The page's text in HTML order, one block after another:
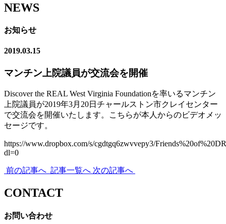
NEWS
お知らせ
2019.03.15
マンチン上院議員が交流会を開催
Discover the REAL West Virginia Foundationを率いるマンチン
上院議員が2019年3月20日チャールストン市クレイセンター
で交流会を開催いたします。こちらが本人からのビデオメッ
セージです。
https://www.dropbox.com/s/cgdtgq6zwvvepy3/
dl=0
前の記事へ 記事一覧へ 次の記事へ
CONTACT
お問い合わせ